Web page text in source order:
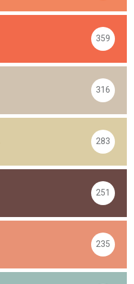
359
316
283
251
235